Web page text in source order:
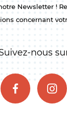
Newsletter !
concernant
nous